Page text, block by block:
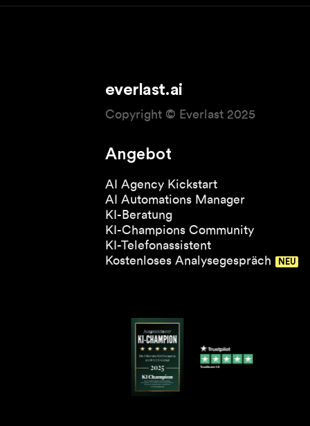
everlast.ai
Copyright © Everlast 2025
Angebot
AI Agency Kickstart
AI Automations Manager
KI-Beratung
KI-Champions Community
KI-Telefonassistent
Kostenloses Analysegespräch